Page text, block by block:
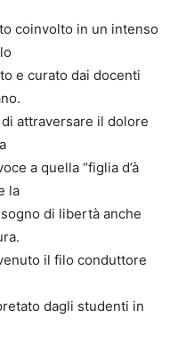
coinvolto in un intenso
e curato dai docenti
attraversare il dolore
a quella “figlia d’à
la
di libertà anche
il filo conduttore
dagli studenti in